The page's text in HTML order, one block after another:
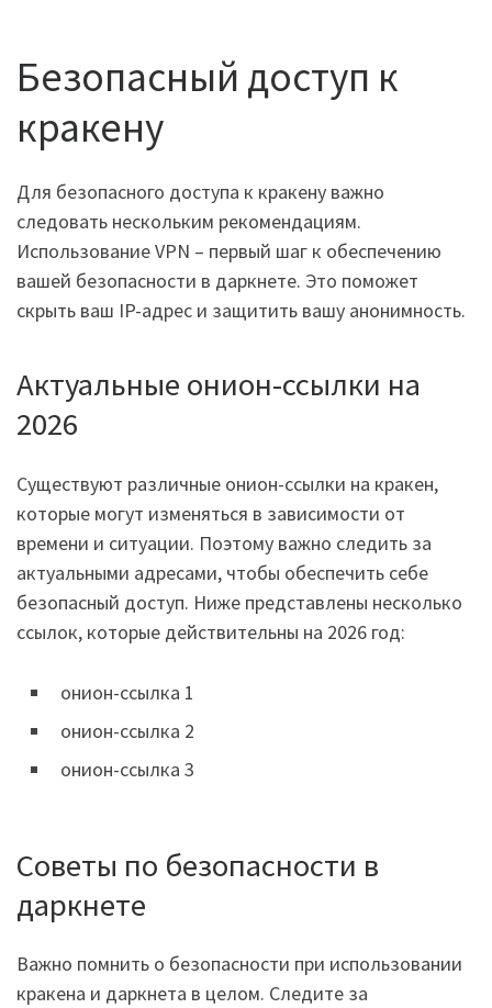
Безопасный доступ к
кракену
Для безопасного доступа к кракену важно
следовать нескольким рекомендациям.
Использование VPN – первый шаг к обеспечению
вашей безопасности в даркнете. Это поможет
скрыть ваш IP-адрес и защитить вашу анонимность.
Актуальные онион-ссылки на
2026
Существуют различные онион-ссылки на кракен,
которые могут изменяться в зависимости от
времени и ситуации. Поэтому важно следить за
актуальными адресами, чтобы обеспечить себе
безопасный доступ. Ниже представлены несколько
ссылок, которые действительны на 2026 год:
онион-ссылка 1
онион-ссылка 2
онион-ссылка 3
Советы по безопасности в
даркнете
Важно помнить о безопасности при использовании
кракена и даркнета в целом. Следите за